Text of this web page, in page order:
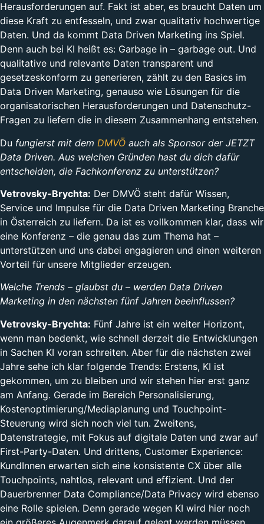
Herausforderungen auf. Fakt ist aber, es braucht Daten um
diese Kraft zu entfesseln, und zwar qualitativ hochwertige
Daten. Und da kommt Data Driven Marketing ins Spiel.
Denn auch bei KI heißt es: Garbage in – garbage out. Und
qualitative und relevante Daten transparent und
gesetzeskonform zu generieren, zählt zu den Basics im
Data Driven Marketing, genauso wie Lösungen für die
organisatorischen Herausforderungen und Datenschutz-
Fragen zu liefern die in diesem Zusammenhang entstehen.
Du fungierst mit dem DMVÖ auch als Sponsor der JETZT
Data Driven. Aus welchen Gründen hast du dich dafür
entscheiden, die Fachkonferenz zu unterstützen?
Vetrovsky-Brychta: Der DMVÖ steht dafür Wissen,
Service und Impulse für die Data Driven Marketing Branche
in Österreich zu liefern. Da ist es vollkommen klar, dass wir
eine Konferenz – die genau das zum Thema hat –
unterstützen und uns dabei engagieren und einen weiteren
Vorteil für unsere Mitglieder erzeugen.
Welche Trends – glaubst du – werden Data Driven
Marketing in den nächsten fünf Jahren beeinflussen?
Vetrovsky-Brychta: Fünf Jahre ist ein weiter Horizont,
wenn man bedenkt, wie schnell derzeit die Entwicklungen
in Sachen KI voran schreiten. Aber für die nächsten zwei
Jahre sehe ich klar folgende Trends: Erstens, KI ist
gekommen, um zu bleiben und wir stehen hier erst ganz
am Anfang. Gerade im Bereich Personalisierung,
Kostenoptimierung/Mediaplanung und Touchpoint-
Steuerung wird sich noch viel tun. Zweitens,
Datenstrategie, mit Fokus auf digitale Daten und zwar auf
First-Party-Daten. Und drittens, Customer Experience:
KundInnen erwarten sich eine konsistente CX über alle
Touchpoints, nahtlos, relevant und effizient. Und der
Dauerbrenner Data Compliance/Data Privacy wird ebenso
eine Rolle spielen. Denn gerade wegen KI wird hier noch